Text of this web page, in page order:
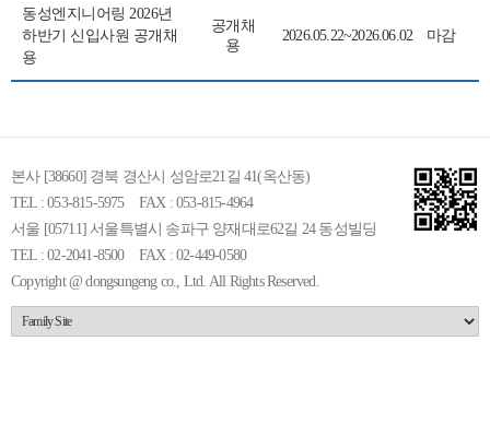
동성엔지니어링 2026년
하반기 신입사원 공개채
용
공개채
용
2026.05.22~2026.06.02 마감
본사 [38660] 경북 경산시 성암로21길 41(옥산동)
TEL : 053-815-5975
FAX : 053-815-4964
서울 [05711] 서울특별시 송파구 양재대로62길 24 동성빌딩
TEL : 02-2041-8500
FAX : 02-449-0580
Copyright @ dongsungeng co., Ltd. All Rights Reserved.